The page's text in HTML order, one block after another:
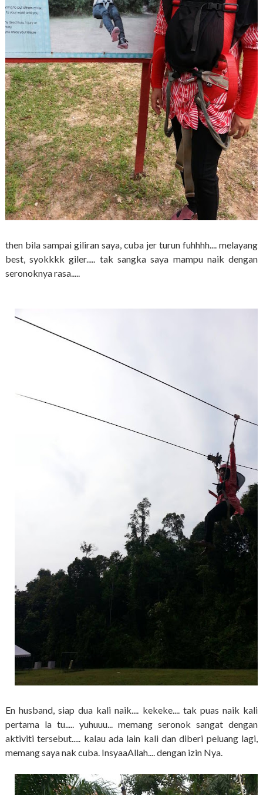
then bila sampai giliran saya, cuba jer turun fuhhhh.... melayang
best, syokkkk giler..... tak sangka saya mampu naik dengan
seronoknya rasa.....
En husband, siap dua kali naik.... kekeke.... tak puas naik kali
pertama la tu..... yuhuuu... memang seronok sangat dengan
aktiviti tersebut..... kalau ada lain kali dan diberi peluang lagi,
memang saya nak cuba. InsyaaAllah.... dengan izin Nya.